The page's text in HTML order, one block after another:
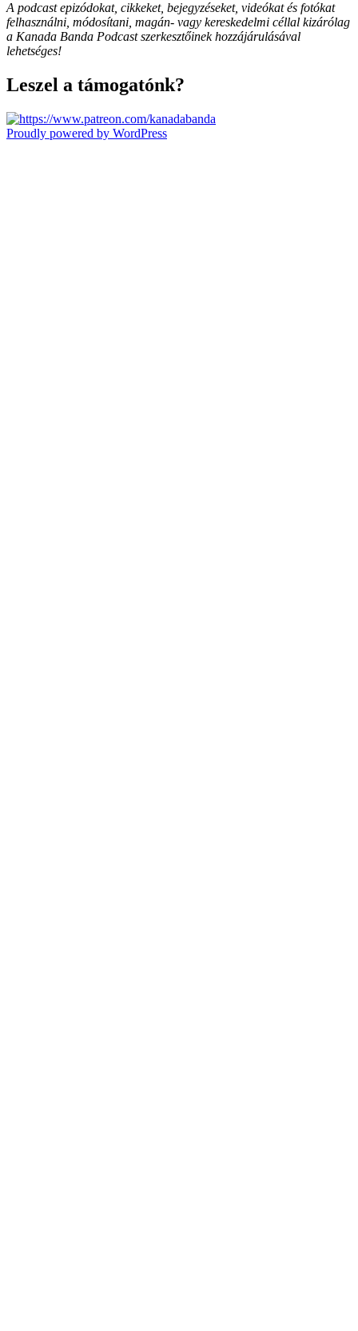
A podcast epizódokat, cikkeket, bejegyzéseket, videókat és fotókat
felhasználni, módosítani, magán- vagy kereskedelmi céllal kizárólag
a Kanada Banda Podcast szerkesztőinek hozzájárulásával
lehetséges!
Leszel a támogatónk?
Proudly powered by WordPress